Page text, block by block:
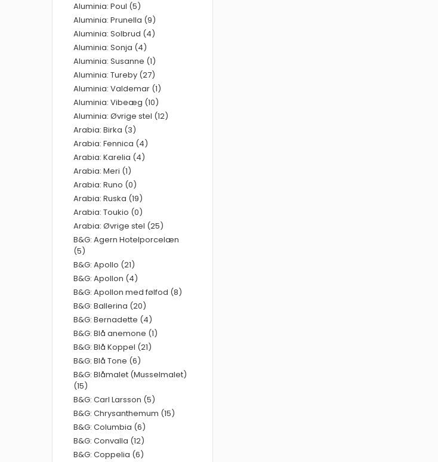
Aluminia: Poul (5)
Aluminia: Prunella (9)
Aluminia: Solbrud (4)
Aluminia: Sonja (4)
Aluminia: Susanne (1)
Aluminia: Tureby (27)
Aluminia: Valdemar (1)
Aluminia: Vibeæg (10)
Aluminia: Øvrige stel (12)
Arabia: Birka (3)
Arabia: Fennica (4)
Arabia: Karelia (4)
Arabia: Meri (1)
Arabia: Runo (0)
Arabia: Ruska (19)
Arabia: Toukio (0)
Arabia: Øvrige stel (25)
B&G: Agern Hotelporcelæn
(5)
B&G: Apollo (21)
B&G: Apollon (4)
B&G: Apollon med følfod (8)
B&G: Ballerina (20)
B&G: Bernadette (4)
B&G: Blå anemone (1)
B&G: Blå Koppel (21)
B&G: Blå Tone (6)
B&G: Blåmalet (Musselmalet)
(15)
B&G: Carl Larsson (5)
B&G: Chrysanthemum (15)
B&G: Columbia (6)
B&G: Convalla (12)
B&G: Coppelia (6)